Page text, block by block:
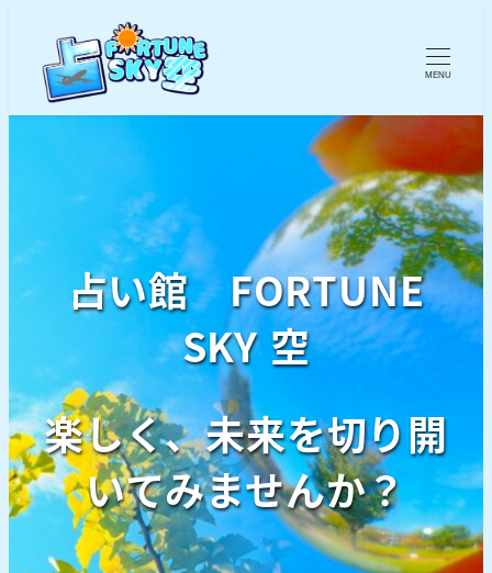
MENU
占い館 FORTUNE
SKY 空
楽しく、未来を切り開
いてみませんか？